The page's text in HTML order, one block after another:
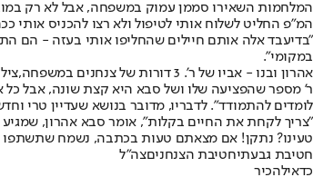
המלחמות השאירו סממן עמוק במשפחה, אבל לא רק
המ"פ החליט לשלוח אותי לטיפול ולא רצו להכניס אותי
במקומי".
אהרון ובנו - אביו של ר'. 3 דורות של צנחנים במשפחה,צילום: דובר צה"ל
לומדים להתמודד". לדבריו, מדובר בנושא שעדיין טרי
"צריך לקחת את החיים בקלות", אומר סבא אהרון, שמגיע מדור קצת אחר. "אני תמיד אומר שיש לי 30% בריאים", הוא
טעינו? נתקן! אם מצאתם טעות בכתבה, נשמח שתשתפו
חטיבת גבעתיחטיבת הצנחניםצה"ל
כדאילהכיר